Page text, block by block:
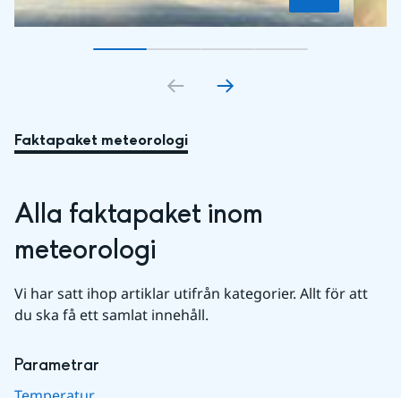
Gå till bildkort1
Gå till bildkort2
Gå till bildkort3
Gå till bildkort
Faktapaket meteorologi
Alla faktapaket inom
meteorologi
Vi har satt ihop artiklar utifrån kategorier. Allt för att
du ska få ett samlat innehåll.
Parametrar